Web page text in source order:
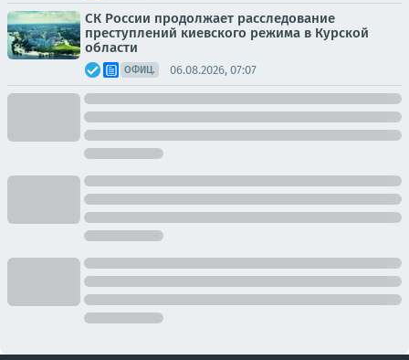
СК России продолжает расследование
преступлений киевского режима в Курской
области
ОФИЦ. 06.08.2026, 07:07